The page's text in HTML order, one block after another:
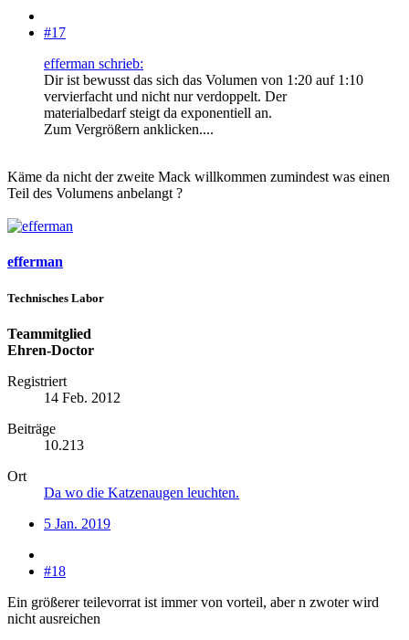
#17
efferman schrieb:
Dir ist bewusst das sich das Volumen von 1:20 auf 1:10
vervierfacht und nicht nur verdoppelt. Der
materialbedarf steigt da exponentiell an.
Zum Vergrößern anklicken....
Käme da nicht der zweite Mack willkommen zumindest was einen
Teil des Volumens anbelangt ?
efferman
Technisches Labor
Teammitglied
Ehren-Doctor
Registriert
14 Feb. 2012
Beiträge
10.213
Ort
Da wo die Katzenaugen leuchten.
5 Jan. 2019
#18
Ein größerer teilevorrat ist immer von vorteil, aber n zwoter wird
nicht ausreichen